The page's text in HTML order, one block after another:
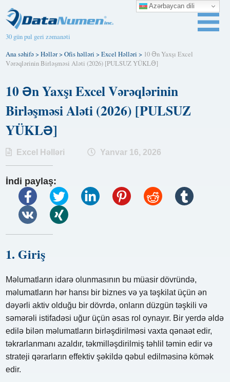
30 gün pul geri zəmanəti
Ana səhifə>Həllər>Ofis həlləri >Excel Həlləri > 10 Ən Yaxşı Excel
Vərəqlərinin Birləşməsi Aləti (2026) [PULSUZ YÜKLƏ]
10 Ən Yaxşı Excel Vərəqlərinin
Birləşməsi Aləti (2026) [PULSUZ
YÜKLƏ]
Excel Həlləri Yanvar 16, 2026
İndi paylaş:
1. Giriş
Məlumatların idarə olunmasının bu müasir dövründə,
məlumatların hər hansı bir biznes və ya təşkilat üçün ən
dəyərli aktiv olduğu bir dövrdə, onların düzgün təşkili və
səmərəli istifadəsi uğur üçün əsas rol oynayır. Bir yerdə əldə
edilə bilən məlumatların birləşdirilməsi vaxta qənaət edir,
təkrarlanmanı azaldır, təkmilləşdirilmiş təhlil təmin edir və
strateji qərarların effektiv şəkildə qəbul edilməsinə kömək
edir.
Azərbaycan dili